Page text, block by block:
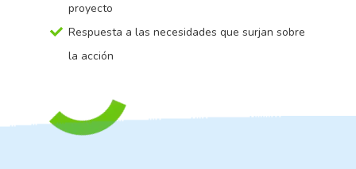
proyecto
Respuesta a las necesidades que surjan sobre
la acción